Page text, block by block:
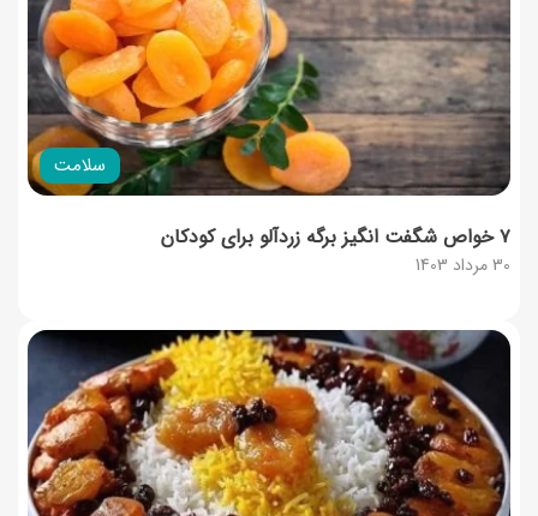
سلامت
30 مرداد 1403
۷ خواص شگفت انگیز برگه زردآلو برای کودکان